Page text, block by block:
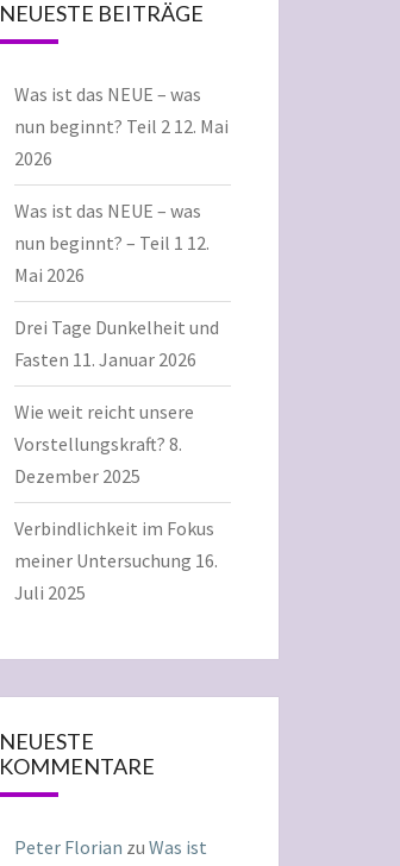
NEUESTE BEITRÄGE
Was ist das NEUE – was
nun beginnt? Teil 2 12. Mai
2026
Was ist das NEUE – was
nun beginnt? – Teil 1 12.
Mai 2026
Drei Tage Dunkelheit und
Fasten 11. Januar 2026
Wie weit reicht unsere
Vorstellungskraft? 8.
Dezember 2025
Verbindlichkeit im Fokus
meiner Untersuchung 16.
Juli 2025
NEUESTE
KOMMENTARE
Peter Florian zu Was ist